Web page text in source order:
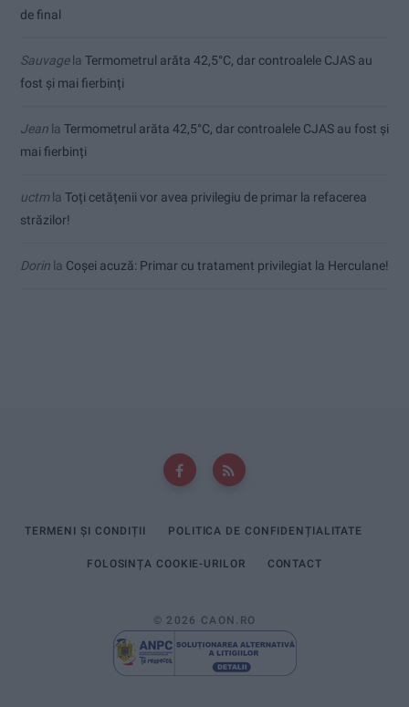
de final
Sauvagela Termometrul arăta 42,5°C, dar controalele CJAS au
fost și mai fierbinți
Jean la Termometrul arăta 42,5°C, dar controalele CJAS au fost și
mai fierbinți
uctmla Toți cetățenii vor avea privilegiu de primar la refacerea
străzilor!
Dorin la Coșei acuză: Primar cu tratament privilegiat la Herculane!
TERMENI ȘI CONDIȚII POLITICA DE CONFIDENȚIALITATE
FOLOSINȚA COOKIE-URILOR CONTACT
© 2026 CAON.RO